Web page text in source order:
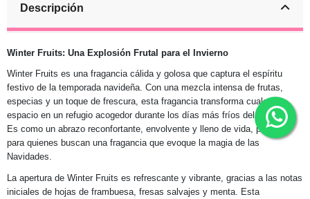
Descripción
Winter Fruits: Una Explosión Frutal para el Invierno
Winter Fruits es una fragancia cálida y golosa que captura el espíritu
festivo de la temporada navideña. Con una mezcla intensa de frutas,
especias y un toque de frescura, esta fragancia transforma cualquier
espacio en un refugio acogedor durante los días más fríos del invierno.
Es como un abrazo reconfortante, envolvente y lleno de vida, perfecto
para quienes buscan una fragancia que evoque la magia de las
Navidades.
La apertura de Winter Fruits es refrescante y vibrante, gracias a las notas
iniciales de hojas de frambuesa, fresas salvajes y menta. Esta